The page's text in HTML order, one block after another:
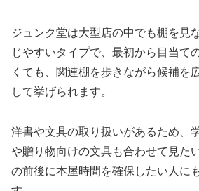
ジュンク堂は大型店の中でも棚を見
じやすいタイプで、最初から目当て
くても、関連棚を歩きながら候補を
して挙げられます。
洋書や文具の取り扱いがあるため、
や贈り物向けの文具も合わせて見た
の前後に本屋時間を確保したい人に